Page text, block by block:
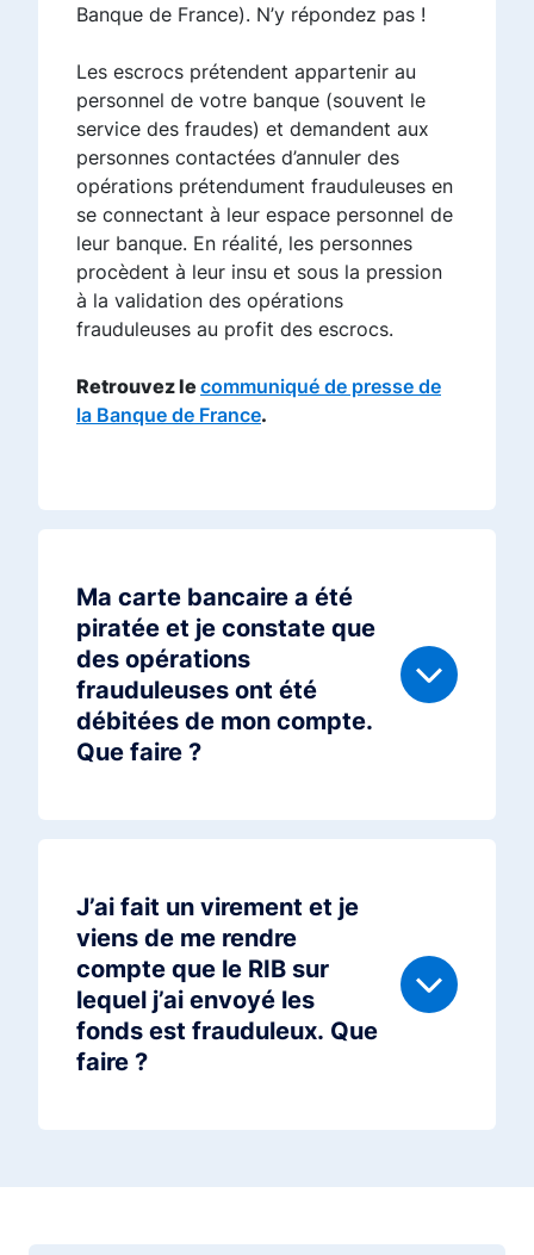
Banque de France). N’y répondez pas !
Les escrocs prétendent appartenir au
personnel de votre banque (souvent le
service des fraudes) et demandent aux
personnes contactées d’annuler des
opérations prétendument frauduleuses en
se connectant à leur espace personnel de
leur banque. En réalité, les personnes
procèdent à leur insu et sous la pression
à la validation des opérations
frauduleuses au profit des escrocs.
Retrouvez le communiqué de presse de
la Banque de France.
Ma carte bancaire a été
piratée et je constate que
des opérations
frauduleuses ont été
débitées de mon compte.
Que faire ?
J’ai fait un virement et je
viens de me rendre
compte que le RIB sur
lequel j’ai envoyé les
fonds est frauduleux. Que
faire ?